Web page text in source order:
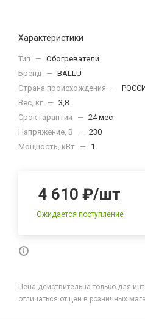
Характеристики
Тип — Обогреватели
Бренд — BALLU
Страна происхождения
—
Вес, кг — 3,8
Срок гарантии
— 24 мес
Напряжение, В
— 230
Мощность, кВт — 1
4 610 ₽/шт
Ожидается поступление
Цена действительна только для
отличаться от цен в розничных